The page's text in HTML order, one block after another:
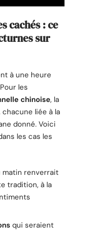
cachés : ce
sur
à une heure
les
chinoise, la
liée à la
donné. Voici
les cas les
matin renverrait
tradition, à la
qui seraient